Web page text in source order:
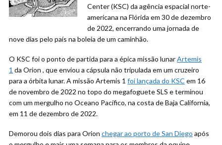
Center (KSC) da agência espacial norte-
americana na Flórida em 30 de dezembro
de 2022, encerrando uma jornada de
nove dias pelo país na boleia de um caminhão.
O KSC foi o ponto de partida para a épica missão lunarArtemis
1 da Orion , que enviou a cápsula não tripulada em um cruzeiro
para a órbita lunar. A missão Artemis 1 foi lançada do KSC em 16
de novembro de 2022 no topo do megafoguete SLS e terminou
com um mergulho no Oceano Pacífico, na costa de Baja California,
em 11 de dezembro de 2022.
Demorou dois dias para Orion chegar ao porto de San Diego após